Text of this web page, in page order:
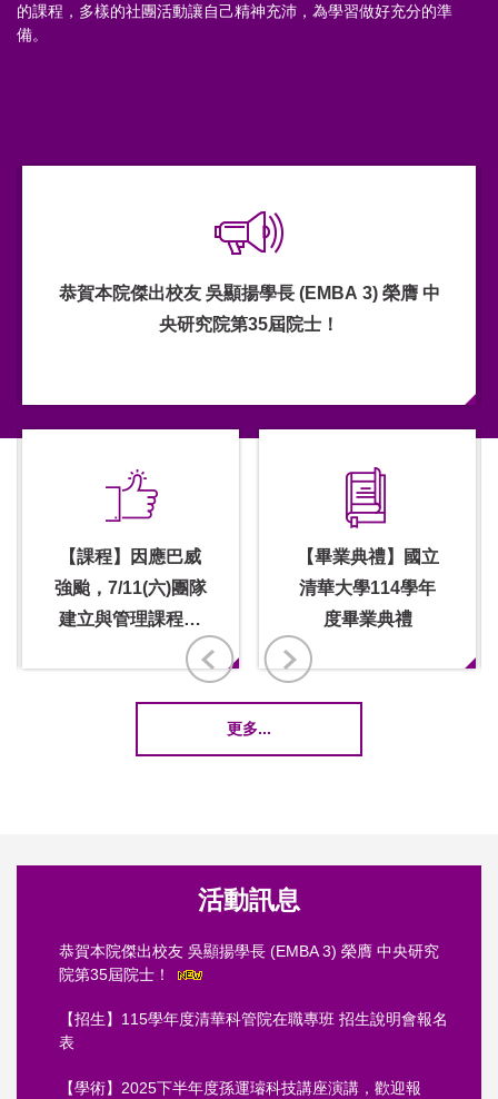
的課程，多樣的社團活動讓自己精神充沛，為學習做好充分的準
備。
恭賀本院傑出校友 吳顯揚學長 (EMBA 3) 榮膺 中
央研究院第35屆院士！
【課程】因應巴威
強颱，7/11(六)團隊
建立與管理課程延
【畢業典禮】國立
清華大學114學年
度畢業典禮
更多...
活動訊息
恭賀本院傑出校友 吳顯揚學長 (EMBA 3) 榮膺 中央研究
院第35屆院士！
【招生】115學年度清華科管院在職專班 招生說明會報名
表
【學術】2025下半年度孫運璿科技講座演講，歡迎報